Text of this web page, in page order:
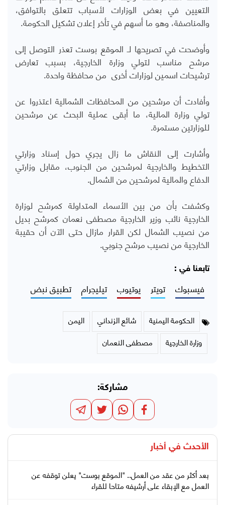
التعيين في بعض الوزارات لأسباب تتعلق بالتوافق،
والمناصفة، وهو ما أسهم في تأخر إعلان تشكيل الحكومة.
وأوضحت في تصريحها لـ الموقع بوست تعذر التوصل إلى
مرشح مناسب لتولي وزارة الخارجية، بسبب تعارض
ترشيحات اسمين لوزارات أخرى من محافظة واحدة.
وأفادت أن مرشحين من المحافظات الشمالية اعتذروا عن
تولي وزارة المالية، ما أبقى عملية البحث عن مرشحين
للوزارتين مستمرة.
وأشارت إلى النقاش ما زال يجري حول إسناد وزارتي
التخطيط والخارجية لمرشحين من الجنوب، مقابل وزارتي
الدفاع والمالية لمرشحين من الشمال.
وكشفت بأن من بين الأسماء المتداولة كمرشح لوزارة
الخارجية نائب وزير الخارجية مصطفى نعمان كمرشح بديل
من نصيب الشمال لكن القرار مازال حتى الآن أن حقيبة
الخارجية من نصيب مرشح جنوبي.
تابعنا في :
فيسبوك تويتر يوتيوب تيليجرام تطبيق نبض
الحكومة اليمنية شائع الزنداني
اليمن
وزارة الخارجية
مصطفى النعمان
مشاركة:
الأحدث في أخبار
بعد أكثر من عقد من العمل.. "الموقع بوست" يعلن توقفه عن
العمل مع الإبقاء على أرشيفه متاحا للقراء